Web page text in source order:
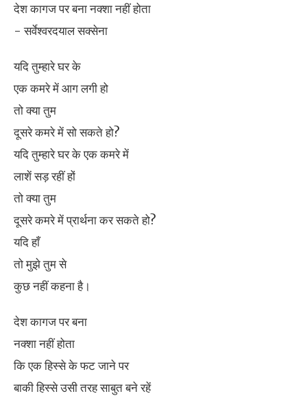
देश कागज पर बना नक्शा नहीं होता
- सर्वेश्वरदयाल सक्सेना
यदि तुम्हारे घर के
एक कमरे में आग लगी हो
तो क्या तुम
दूसरे कमरे में सो सकते हो?
यदि तुम्हारे घर के एक कमरे में
लाशें सड़ रहीं हों
तो क्या तुम
दूसरे कमरे में प्रार्थना कर सकते हो?
यदि हाँ
तो मुझे तुम से
कुछ नहीं कहना है।
देश कागज पर बना
नक्शा नहीं होता
कि एक हिस्से के फट जाने पर
बाकी हिस्से उसी तरह साबुत बने रहें